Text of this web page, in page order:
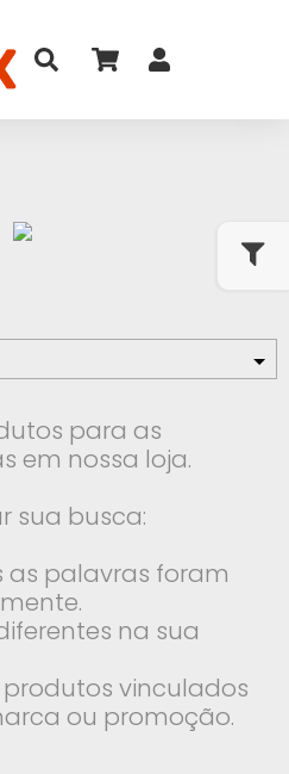
para as
em nossa loja.
sua busca:
as palavras foram
na sua
vinculados
ou promoção.